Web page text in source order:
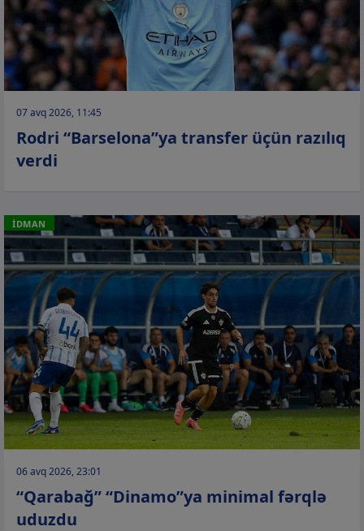
07 avq 2026, 11:45
Rodri “Barselona”ya transfer üçün razılıq
verdi
İDMAN
06 avq 2026, 23:01
“Qarabağ” “Dinamo”ya minimal fərqlə
uduzdu